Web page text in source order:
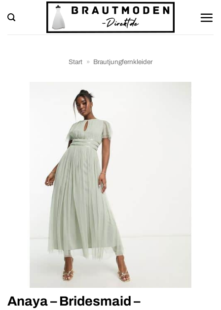
Inhalt
springen
Start » Brautjungfernkleider
Anaya – Bridesmaid –